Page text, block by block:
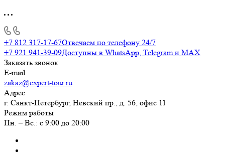
+7 812 317-17-67Отвечаем по телефону 24/7
+7 921 941-39-09Доступны в WhatsApp, Telegram и MAX
Заказать звонок
E-mail
zakaz@expert-tour.ru
Адрес
г. Санкт-Петербург, Невский пр., д. 56, офис 11
Режим работы
Пн. – Вс.: с 9:00 до 20:00